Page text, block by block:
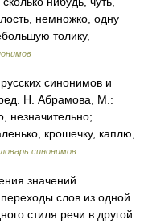
немножко, одну
толику,
синонимов и
Н. Абрамова, М.:
незначительно;
крошечку, каплю,
синонимов
значений
слов из одной
стиля речи в другой.